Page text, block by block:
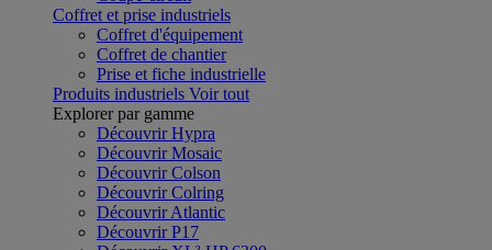
Coffret et prise industriels
Coffret d'équipement
Coffret de chantier
Prise et fiche industrielle
Produits industriels Voir tout
Explorer par gamme
Découvrir Hypra
Découvrir Mosaic
Découvrir Colson
Découvrir Colring
Découvrir Atlantic
Découvrir P17